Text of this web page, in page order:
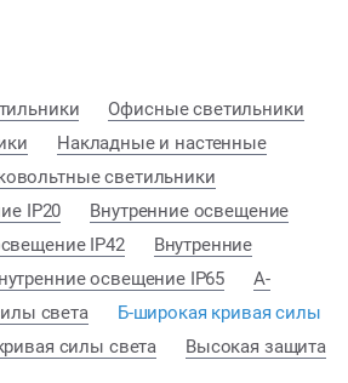
Офисные светильники
Накладные и настенные
светильники
IP20
Внутренние освещение
IP42
Внутренние
освещение IP65
А-
света
Б-широкая кривая силы
силы света
Высокая защита